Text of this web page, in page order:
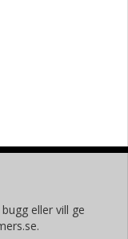
eller vill ge